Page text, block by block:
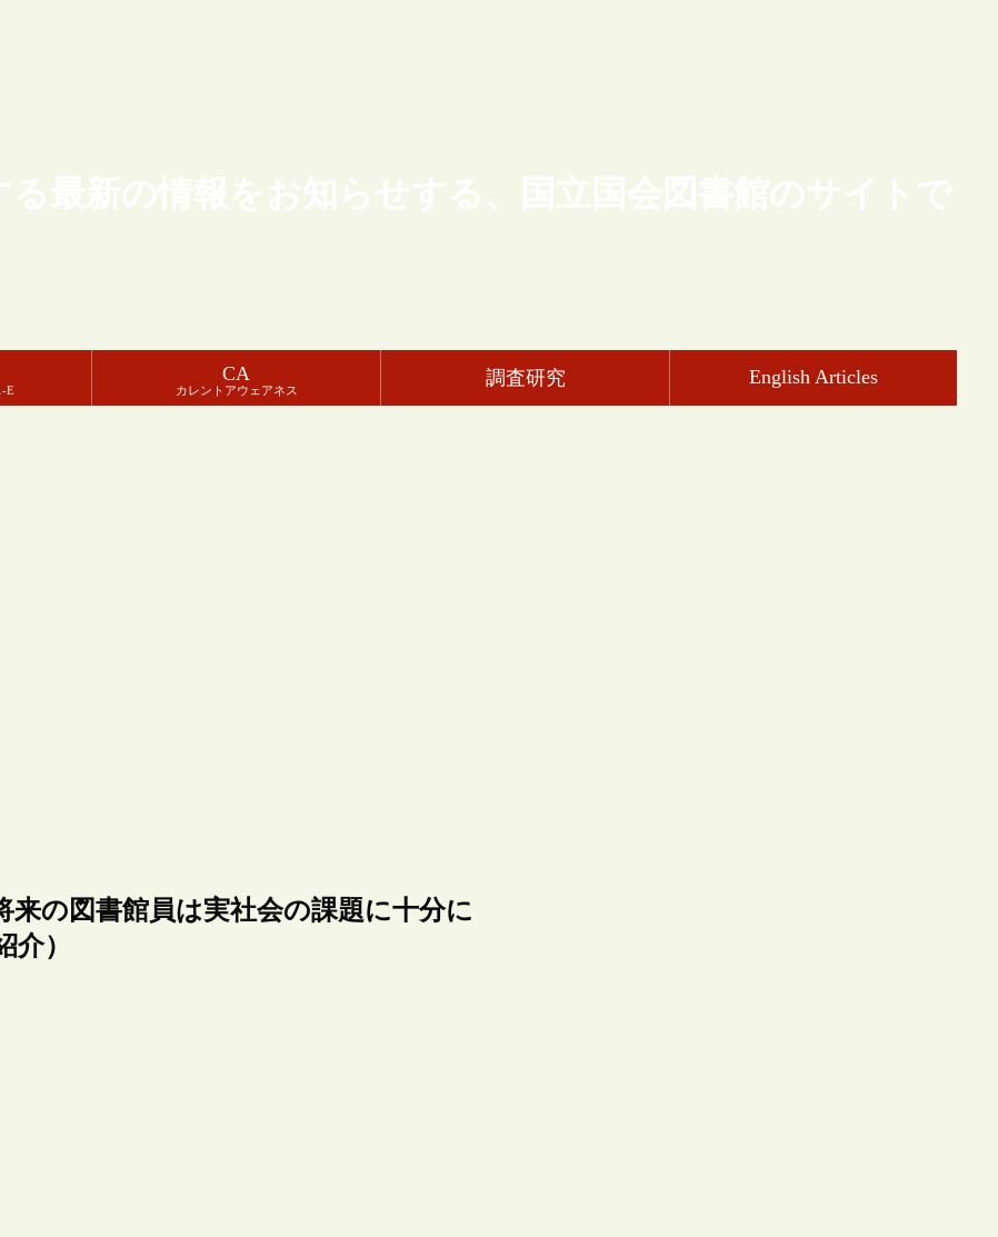
る最新の情報をお知らせする、国立国会図書館のサイトで
-E
CA
カレントアウェアネス
調査研究 English Articles
の図書館員は実社会の課題に十分に
）